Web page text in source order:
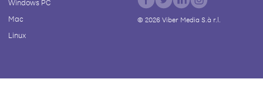
Windows PC
Mac
Linux
© 2026Viber Media S.à r.l.